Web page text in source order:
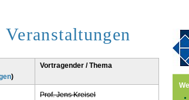
Veranstaltungen
)
Vortragender / Thema
Prof. Jens Kreisel